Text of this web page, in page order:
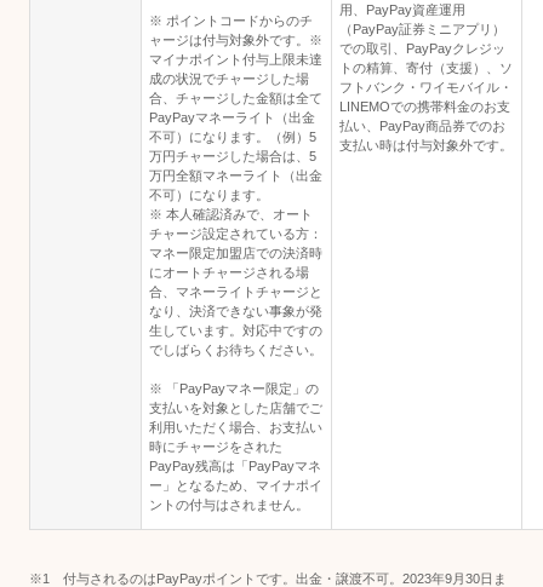
※ ポイントコードからのチ
ャージは付与対象外です。※
マイナポイント付与上限未達
成の状況でチャージした場
合、チャージした金額は全て
PayPayマネーライト（出金
不可）になります。（例）5
万円チャージした場合は、5
万円全額マネーライト（出金
不可）になります。
※ 本人確認済みで、オート
チャージ設定されている方：
マネー限定加盟店での決済時
にオートチャージされる場
合、マネーライトチャージと
なり、決済できない事象が発
生しています。対応中ですの
でしばらくお待ちください。
※ 「PayPayマネー限定」の
支払いを対象とした店舗でご
利用いただく場合、お支払い
時にチャージをされた
PayPay残高は「PayPayマネ
ー」となるため、マイナポイ
ントの付与はされません。
用、PayPay資産運用
（PayPay証券ミニアプリ）
での取引、PayPayクレジッ
トの精算、寄付（支援）、ソ
フトバンク・ワイモバイル・
LINEMOでの携帯料金のお支
払い、PayPay商品券でのお
支払い時は付与対象外です。
付与されるのはPayPayポイントです。出金・譲渡不可。2023年9月30日ま